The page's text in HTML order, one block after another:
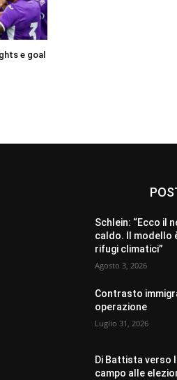
e goal
Schlein: “Ecco il
caldo. Il modello
rifugi climatici”
Agosto 3, 2026
Contrasto
operazione
Luglio 31, 2026
Di Battista verso
campo alle